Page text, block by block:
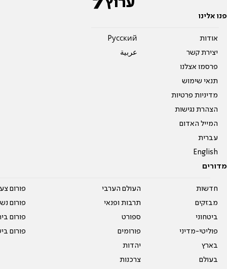
פנו אלינו
אודות
יצירת קשר
פרסמו אצלנו
תנאי שימוש
מדיניות פרטיות
הצהרת נגישות
המייל האדום
עברית
English
Pусский
عربية
מדורים
חדשות
מבזקים
ביטחוני
פוליטי-מדיני
בארץ
בעולם
העולם הערבי
תרבות ופנאי
ספורט
פורומים
יהדות
צרכנות
פורום
פורום
פורום
פורום